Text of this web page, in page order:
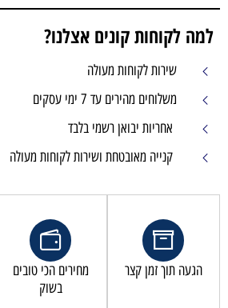
למה לקוחות קונים אצלנו?
שירות לקוחות מעולה
משלוחים מהירים עד 7 ימי עסקים
אחריות יבואן רשמי בלבד
קנייה מאובטחת ושירות לקוחות מעולה
הגעה תוך זמן קצר
מחירים הכי טובים
בשוק